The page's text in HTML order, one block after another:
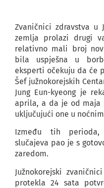
Zvaničnici zdravstva u
zemlja prolazi drugi
relativno mali broj
bila uspješna u
eksperti očekuju da će
Šef južnokorejskih
Jung Eun-kyeong je
aprila, a da je od maja
uključujući one u
Između tih
slučajeva pao je s
zaredom.
Južnokorejski
protekla 24 sata